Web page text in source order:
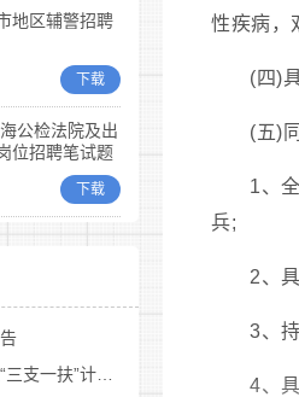
地区辅警招聘
下载
公检法院及出
位招聘笔试题
下载
”计划招募公告
性疾病，
(四)
(五)
1、
兵;
2、
3、
4、